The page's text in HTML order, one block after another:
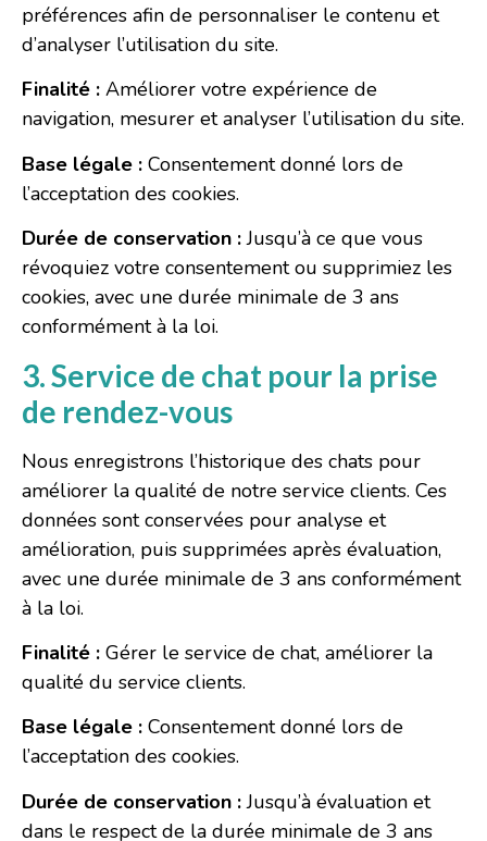
préférences afin de personnaliser le contenu et
d’analyser l’utilisation du site.
Finalité : Améliorer votre expérience de
navigation, mesurer et analyser l’utilisation du site.
Base légale : Consentement donné lors de
l’acceptation des cookies.
Durée de conservation :Jusqu’à ce que vous
révoquiez votre consentement ou supprimiez les
cookies, avec une durée minimale de 3 ans
conformément à la loi.
3. Service de chat pour la prise
de rendez-vous
Nous enregistrons l’historique des chats pour
améliorer la qualité de notre service clients. Ces
données sont conservées pour analyse et
amélioration, puis supprimées après évaluation,
avec une durée minimale de 3 ans conformément
à la loi.
Finalité : Gérer le service de chat, améliorer la
qualité du service clients.
Base légale : Consentement donné lors de
l’acceptation des cookies.
Durée de conservation :Jusqu’à évaluation et
dans le respect de la durée minimale de 3 ans